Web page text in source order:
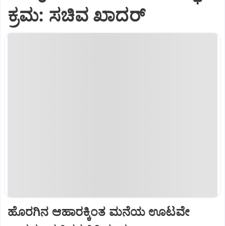
ಕ್ರಮ: ಸಚಿವ ಖಾದರ್
ಹೊರಗಿನ ಆಹಾರಕ್ಕಿಂತ ಮನೆಯ ಊಟವೇ